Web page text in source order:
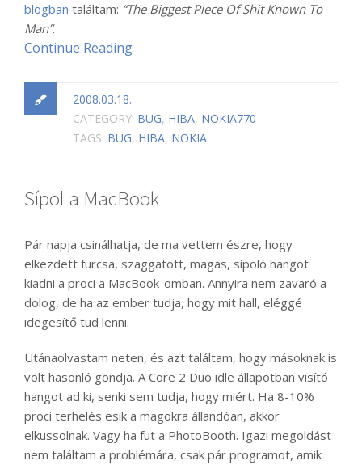
blogban találtam: “The Biggest Piece Of Shit Known To
Man”.
Continue Reading
2008.03.18.
CATEGORY: BUG, HIBA, NOKIA770
TAGS: BUG, HIBA, NOKIA
Sípol a MacBook
Pár napja csinálhatja, de ma vettem észre, hogy
elkezdett furcsa, szaggatott, magas, sípoló hangot
kiadni a proci a MacBook-omban. Annyira nem zavaró a
dolog, de ha az ember tudja, hogy mit hall, eléggé
idegesítő tud lenni.
Utánaolvastam neten, és azt találtam, hogy másoknak is
volt hasonló gondja. A Core 2 Duo idle állapotban visító
hangot ad ki, senki sem tudja, hogy miért. Ha 8-10%
proci terhelés esik a magokra állandóan, akkor
elkussolnak. Vagy ha fut a PhotoBooth. Igazi megoldást
nem találtam a problémára, csak pár programot, amik